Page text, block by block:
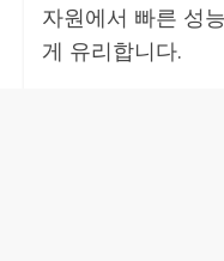
자원에서 빠른 성
게 유리합니다.